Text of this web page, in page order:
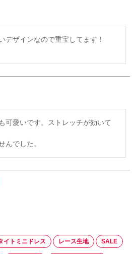
デザインなので重宝してます！
可愛いです。ストレッチが効いて
んでした。
イトミニドレス レース生地 SALE